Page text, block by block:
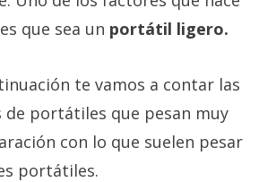
que sea un portátil ligero.
te vamos a contar las
de portátiles que pesan muy
con lo que suelen pesar
portátiles.